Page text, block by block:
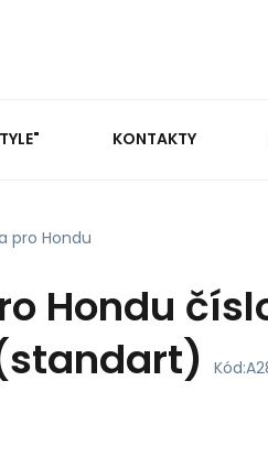
KONTAKTY
pro Hondu
Hondu
Kód: